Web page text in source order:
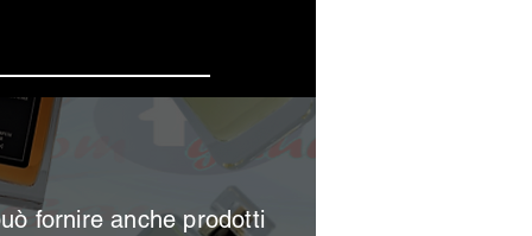
fornire anche prodotti